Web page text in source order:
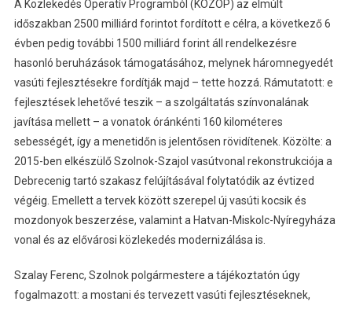
A Közlekedés Operatív Programból (KÖZOP) az elmúlt
időszakban 2500 milliárd forintot fordított e célra, a következő 6
évben pedig további 1500 milliárd forint áll rendelkezésre
hasonló beruházások támogatásához, melynek háromnegyedét
vasúti fejlesztésekre fordítják majd – tette hozzá. Rámutatott: e
fejlesztések lehetővé teszik – a szolgáltatás színvonalának
javítása mellett – a vonatok óránkénti 160 kilométeres
sebességét, így a menetidőn is jelentősen rövidítenek. Közölte: a
2015-ben elkészülő Szolnok-Szajol vasútvonal rekonstrukciója a
Debrecenig tartó szakasz felújításával folytatódik az évtized
végéig. Emellett a tervek között szerepel új vasúti kocsik és
mozdonyok beszerzése, valamint a Hatvan-Miskolc-Nyíregyháza
vonal és az elővárosi közlekedés modernizálása is.
Szalay Ferenc, Szolnok polgármestere a tájékoztatón úgy
fogalmazott: a mostani és tervezett vasúti fejlesztéseknek,